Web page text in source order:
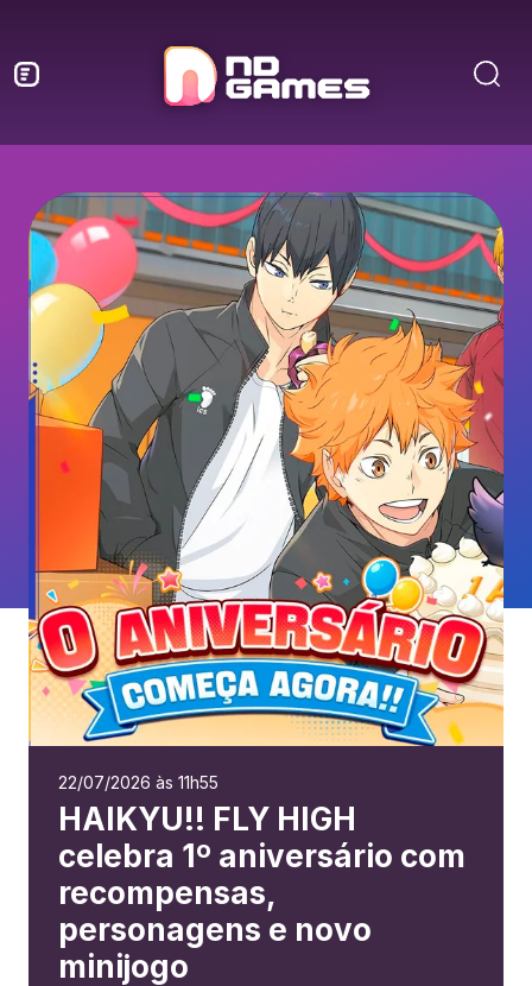
22/07/2026 às 11h55
HAIKYU!! FLY HIGH
celebra 1º aniversário com
recompensas,
personagens e novo
minijogo